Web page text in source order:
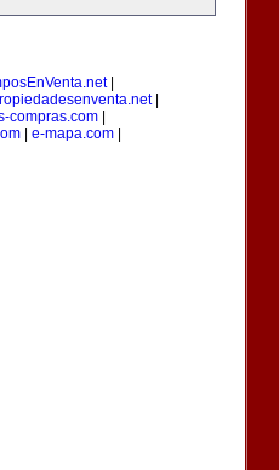
|
compras.com|
e-mapa.com